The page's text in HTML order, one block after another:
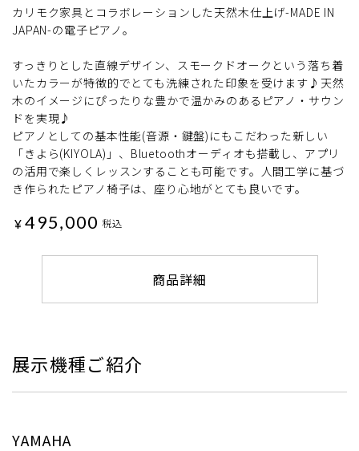
カリモク家具とコラボレーションした天然木仕上げ-MADE IN
JAPAN-の電子ピアノ。
すっきりとした直線デザイン、スモークドオークという落ち着
いたカラーが特徴的でとても洗練された印象を受けます♪天然
木のイメージにぴったりな豊かで温かみのあるピアノ・サウン
ドを実現♪
ピアノとしての基本性能(音源・鍵盤)にもこだわった新しい
「きよら(KIYOLA)」、Bluetoothオーディオも搭載し、アプリ
の活用で楽しくレッスンすることも可能です。人間工学に基づ
き作られたピアノ椅子は、座り心地がとても良いです。
¥ 495,000 税込
商品詳細
展示機種ご紹介
YAMAHA